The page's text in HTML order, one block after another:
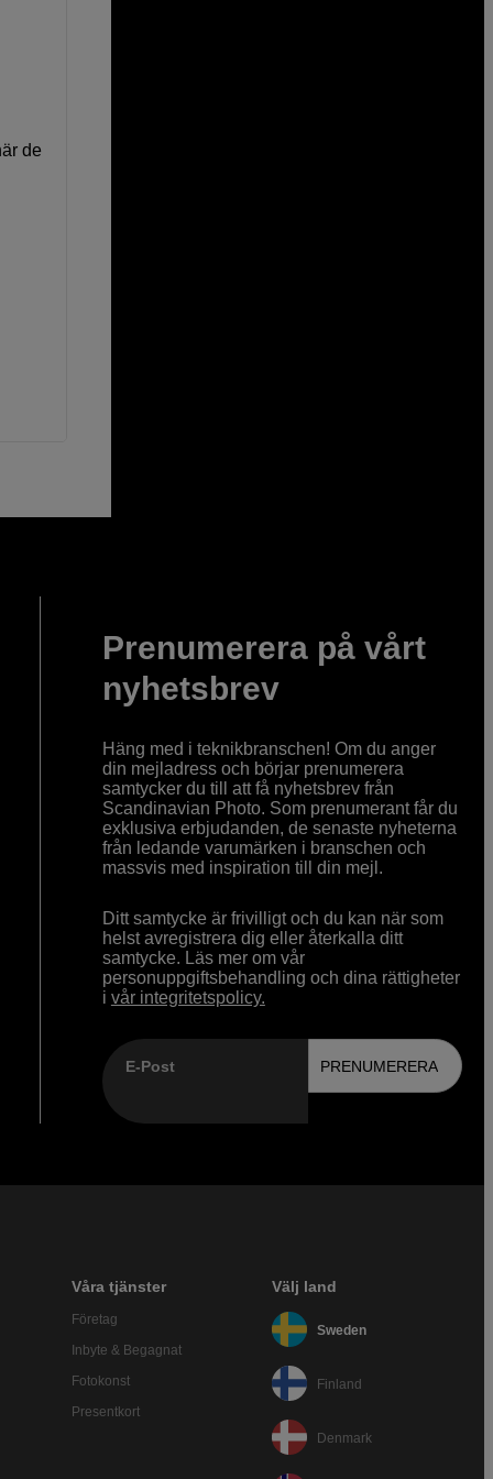
de
Prenumerera på vårt
nyhetsbrev
Häng med i teknikbranschen! Om du anger
din mejladress och börjar prenumerera
samtycker du till att få nyhetsbrev från
Scandinavian Photo. Som prenumerant får du
exklusiva erbjudanden, de senaste nyheterna
från ledande varumärken i branschen och
massvis med inspiration till din mejl.
Ditt samtycke är frivilligt och du kan när som
helst avregistrera dig eller återkalla ditt
samtycke. Läs mer om vår
personuppgiftsbehandling och dina rättigheter
i vår integritetspolicy.
E-Post PRENUMERERA
Våra tjänster
Företag
Inbyte & Begagnat
Fotokonst
Presentkort
Välj land
Sweden
Finland
Denmark